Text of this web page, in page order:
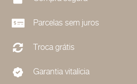
Parcelas sem juros
Troca grátis
Garantia vitalícia